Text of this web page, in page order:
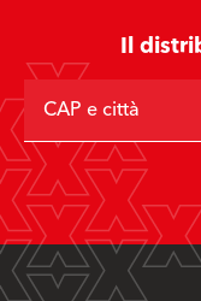
Il
CAP e città